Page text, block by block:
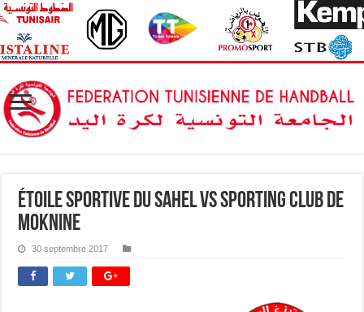
Étoile Sportive du Sahel vs Sporting Club de
Moknine
30 septembre 2017